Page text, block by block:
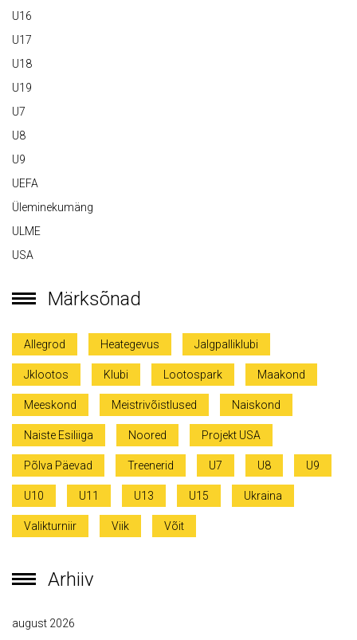
U16
U17
U18
U19
U7
U8
U9
UEFA
Üleminekumäng
ULME
USA
Märksõnad
Allegrod Heategevus Jalgpalliklubi
Jklootos Klubi Lootospark Maakond
Meeskond Meistrivõistlused Naiskond
Naiste Esiliiga Noored Projekt USA
Põlva Päevad Treenerid U7 U8 U9
U10 U11 U13 U15 Ukraina
Valikturniir Viik Võit
Arhiiv
august 2026